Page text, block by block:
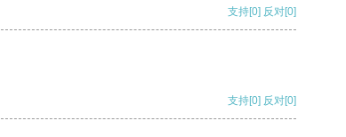
支持[0] 反对[0]
支持[0] 反对[0]